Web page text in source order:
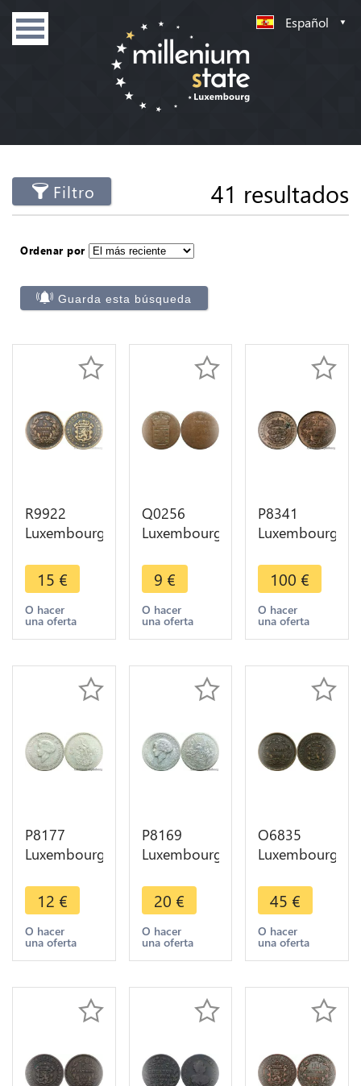
Español
Filtro 41 resultados
Ordenar por
Guarda esta búsqueda
R9922
Luxembourg
Willem III
1855 A
Paris Barth -
> Make
15 €
O hacer
una oferta
Q0256
Luxembourg
Joseph II
1784 (b)
Bruxelles ->
Make offer
9 €
O hacer
una oferta
P8341
Luxembourg
Centimes
1901 Error
Bapth UNC
-> M Offer
100 €
O hacer
una oferta
P8177
Luxembourg
Charlotte
Grande
Duchesse
1929 Silver
12 €
O hacer
una oferta
P8169
Luxembourg
Charlotte
Grande
Duchesse
1929 Silver
20 €
O hacer
una oferta
O6835
Luxembourg
1854 Barth
Quality -
>Make
offer
45 €
O hacer
una oferta